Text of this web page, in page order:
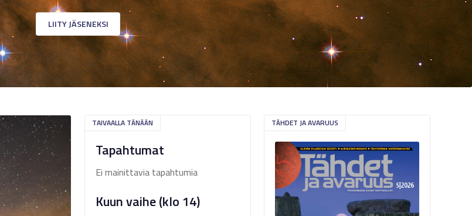
LIITY JÄSENEKSI
TAIVAALLA TÄNÄÄN
Tapahtumat
Ei mainittavia tapahtumia
Kuun vaihe (klo 14)
TÄHDET JA AVARUUS